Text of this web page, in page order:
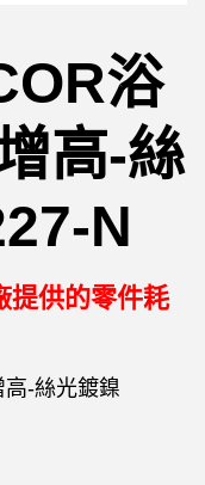
浴
高-絲
N
供的零件耗
-絲光鍍鎳